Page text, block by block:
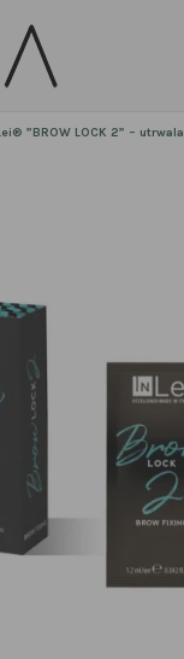
”BROW LOCK 2” –